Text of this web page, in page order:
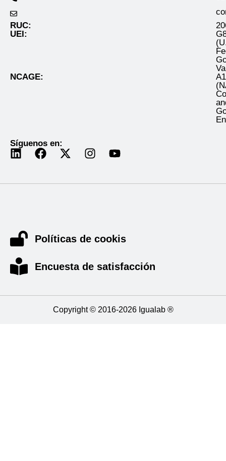
RUC:
UEI:
NCAGE:
Síguenos en:
Políticas de cookis
Encuesta de satisfacción
Copyright © 2016-2026 Igualab ®